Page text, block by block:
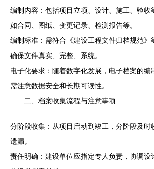
编制内容：包括项目立项、设计、施工、验收
如合同、图纸、变更记录、检测报告等。
编制标准：需符合《建设工程文件归档规范》
确保文件真实、完整、系统。
电子化要求：随着数字化发展，电子档案的编
需注意数据安全和长期可读性。
二、档案收集流程与注意事项
分阶段收集：从项目启动到竣工，分阶段及时
遗漏。
责任明确：建设单位应指定专人负责，协调设